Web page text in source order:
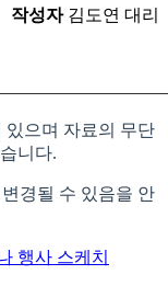
작성자김도연 대리
으며 자료의 무단
니다.
경될 수 있음을 안
행사 스케치